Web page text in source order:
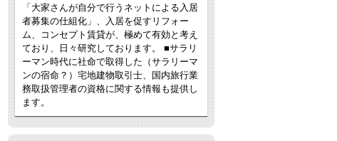
「大家さんが自分で行うネットによる入居
者募集の仕組化」、入居を促すリフォー
ム、コンセプト賃貸が、極めて有効と考え
ており、日々研究しております。 ■サラリ
ーマン時代に社命で取得した（サラリーマ
ンの宿命？）宅地建物取引士、国内旅行業
務取扱管理者の資格に関する情報も提供し
ます。